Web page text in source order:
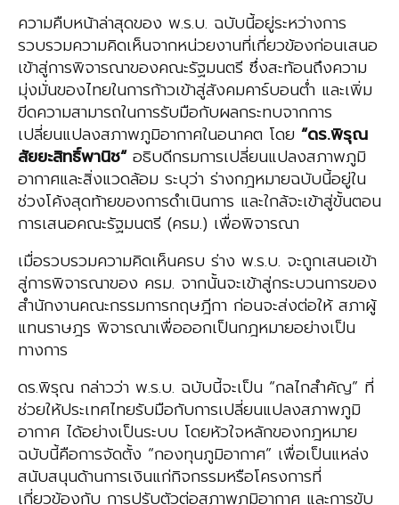
ความคืบหน้าล่าสุดของ พ.ร.บ. ฉบับนี้อยู่ระหว่างการ
รวบรวมความคิดเห็นจากหน่วยงานที่เกี่ยวข้องก่อนเสนอ
เข้าสู่การพิจารณาของคณะรัฐมนตรี ซึ่งสะท้อนถึงความ
มุ่งมั่นของไทยในการก้าวเข้าสู่สังคมคาร์บอนต่ำ และเพิ่ม
ขีดความสามารถในการรับมือกับผลกระทบจากการ
เปลี่ยนแปลงสภาพภูมิอากาศในอนาคต โดย “ดร.พิรุณ
สัยยะสิทธิ์พานิช“อธิบดีกรมการเปลี่ยนแปลงสภาพภูมิ
อากาศและสิ่งแวดล้อม ระบุว่า ร่างกฎหมายฉบับนี้อยู่ใน
ช่วงโค้งสุดท้ายของการดำเนินการ และใกล้จะเข้าสู่ขั้นตอน
การเสนอคณะรัฐมนตรี (ครม.) เพื่อพิจารณา
เมื่อรวบรวมความคิดเห็นครบ ร่าง พ.ร.บ. จะถูกเสนอเข้า
สู่การพิจารณาของ ครม. จากนั้นจะเข้าสู่กระบวนการของ
สำนักงานคณะกรรมการกฤษฎีกา ก่อนจะส่งต่อให้ สภาผู้
แทนราษฎร พิจารณาเพื่อออกเป็นกฎหมายอย่างเป็น
ทางการ
ดร.พิรุณ กล่าวว่า พ.ร.บ. ฉบับนี้จะเป็น “กลไกสำคัญ” ที่
ช่วยให้ประเทศไทยรับมือกับการเปลี่ยนแปลงสภาพภูมิ
อากาศ ได้อย่างเป็นระบบ โดยหัวใจหลักของกฎหมาย
ฉบับนี้คือการจัดตั้ง “กองทุนภูมิอากาศ” เพื่อเป็นแหล่ง
สนับสนุนด้านการเงินแก่กิจกรรมหรือโครงการที่
เกี่ยวข้องกับ การปรับตัวต่อสภาพภูมิอากาศ และการขับ